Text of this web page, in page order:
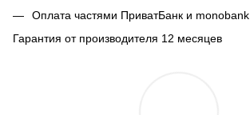
Оплата частями ПриватБанк и monobank
Гарантия от производителя 12 месяцев